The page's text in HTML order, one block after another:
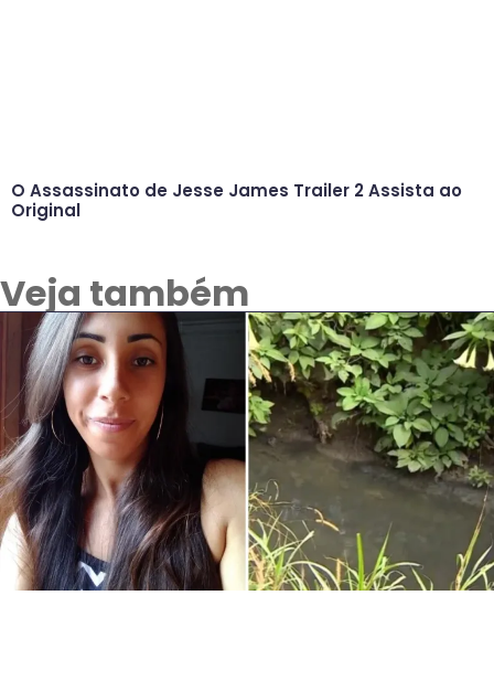
O Assassinato de Jesse James Trailer 2 Assista ao
Original
Veja também